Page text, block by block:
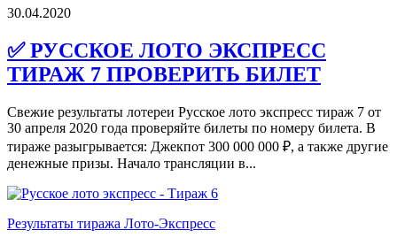
30.04.2020
✅ РУССКОЕ ЛОТО ЭКСПРЕСС
ТИРАЖ 7 ПРОВЕРИТЬ БИЛЕТ
Свежие результаты лотереи Русское лото экспресс тираж 7 от
30 апреля 2020 года проверяйте билеты по номеру билета. В
тираже разыгрывается: Джекпот 300 000 000 ₽, а также другие
денежные призы. Начало трансляции в...
Результаты тиража Лото-Экспресс